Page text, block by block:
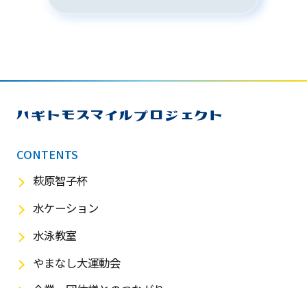
CONTENTS
萩原智子杯
水ケーション
水泳教室
やまなし大運動会